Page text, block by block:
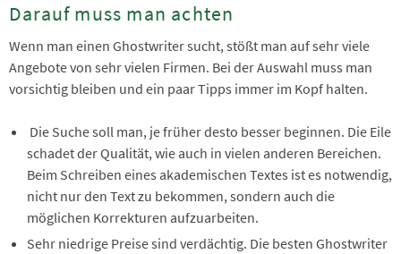
Darauf muss man achten
Wenn man einen Ghostwriter sucht, stößt man auf sehr viele
Angebote von sehr vielen Firmen. Bei der Auswahl muss man
vorsichtig bleiben und ein paar Tipps immer im Kopf halten.
Die Suche soll man, je früher desto besser beginnen. Die Eile
schadet der Qualität, wie auch in vielen anderen Bereichen.
Beim Schreiben eines akademischen Textes ist es notwendig,
nicht nur den Text zu bekommen, sondern auch die
möglichen Korrekturen aufzuarbeiten.
Sehr niedrige Preise sind verdächtig. Die besten Ghostwriter